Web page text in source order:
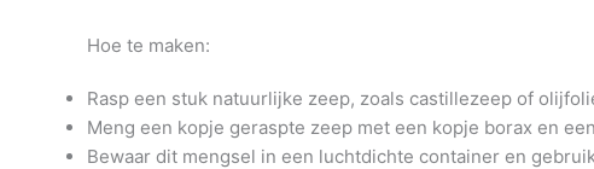
Hoe te maken:
Rasp een stuk natuurlijke zeep, zoals castillezeep of
Meng een kopje geraspte zeep met een kopje borax en
Bewaar dit mengsel in een luchtdichte container en